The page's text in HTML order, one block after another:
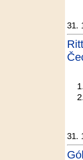
31.
31.